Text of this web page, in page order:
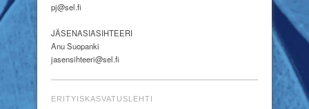
pj@sel.fi
JÄSENASIASIHTEERI
Anu Suopanki
jasensihteeri@sel.fi
ERITYISKASVATUSLEHTI